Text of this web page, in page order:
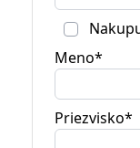
Meno*
Priezvisko*